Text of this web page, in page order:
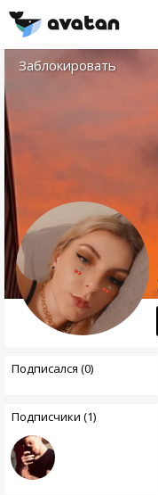
Заблокировать
Подписался (0)
Подписчики (1)